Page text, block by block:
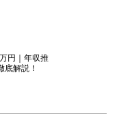
円｜年収推
底解説！